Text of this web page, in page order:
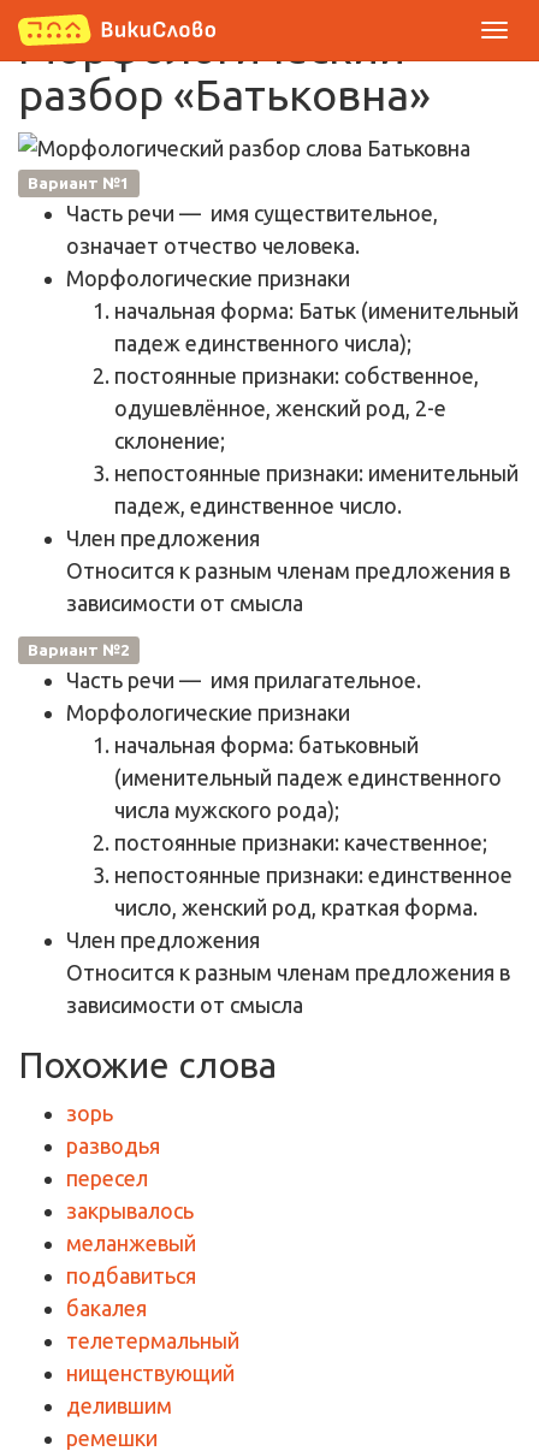
Морфологический
разбор «Батьковна»
Вариант №1
Часть речи — имя существительное,
означает отчество человека.
Морфологические признаки
начальная форма: Батьк (именительный
падеж единственного числа);
постоянные признаки: собственное,
одушевлённое, женский род, 2-е
склонение;
непостоянные признаки: именительный
падеж, единственное число.
Член предложения
Относится к разным членам предложения в
зависимости от смысла
Вариант №2
Часть речи — имя прилагательное.
Морфологические признаки
начальная форма: батьковный
(именительный падеж единственного
числа мужского рода);
постоянные признаки: качественное;
непостоянные признаки: единственное
число, женский род, краткая форма.
Член предложения
Относится к разным членам предложения в
зависимости от смысла
Похожие слова
зорь
разводья
пересел
закрывалось
меланжевый
подбавиться
бакалея
телетермальный
нищенствующий
делившим
ремешки